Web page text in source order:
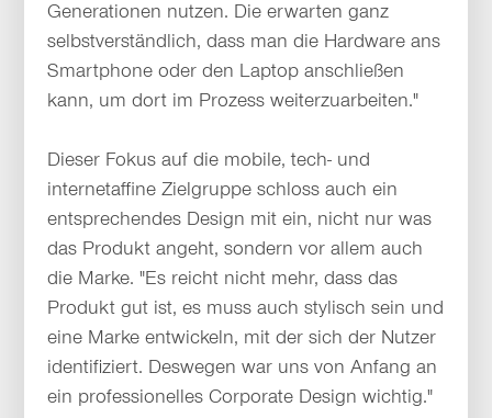
Generationen nutzen. Die erwarten ganz
selbstverständlich, dass man die Hardware ans
Smartphone oder den Laptop anschließen
kann, um dort im Prozess weiterzuarbeiten."
Dieser Fokus auf die mobile, tech- und
internetaffine Zielgruppe schloss auch ein
entsprechendes Design mit ein, nicht nur was
das Produkt angeht, sondern vor allem auch
die Marke. "Es reicht nicht mehr, dass das
Produkt gut ist, es muss auch stylisch sein und
eine Marke entwickeln, mit der sich der Nutzer
identifiziert. Deswegen war uns von Anfang an
ein professionelles Corporate Design wichtig."